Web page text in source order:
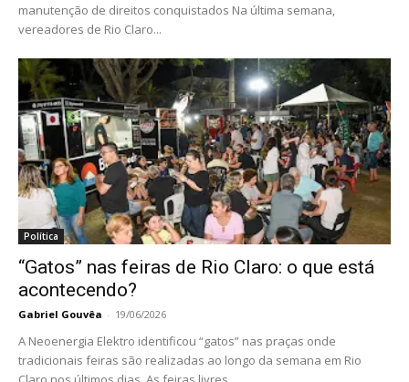
manutenção de direitos conquistados Na última semana,
vereadores de Rio Claro...
Política
“Gatos” nas feiras de Rio Claro: o que está
acontecendo?
Gabriel Gouvêa - 19/06/2026
A Neoenergia Elektro identificou “gatos” nas praças onde
tradicionais feiras são realizadas ao longo da semana em Rio